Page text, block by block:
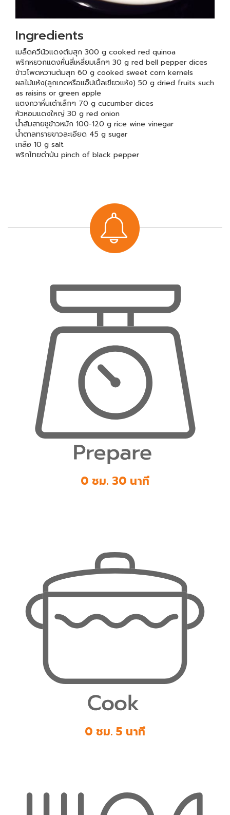
Ingredients
เมล็ดควีนัวแดงต้มสุก 300 g cooked red quinoa
พริกหยวกแดงหั่นสี่เหลี่ยมเล็กๆ 30 g red bell pepper dices
ข้าวโพดหวานต้มสุก 60 g cooked sweet corn kernels
ผลไม้แห้ง(ลูกเกดหรือแอ็ปเปิ้ลเขียวแห้ง) 50 g dried fruits such
as raisins or green apple
แตงกวาหั่นเต๋าเล็กๆ 70 g cucumber dices
หัวหอมแดงใหญ่ 30 g red onion
น้ำส้มสายชูข้าวหมัก 100-120 g rice wine vinegar
น้ำตาลทรายขาวละเอียด 45 g sugar
เกลือ 10 g salt
พริกไทยดำป่น pinch of black pepper
0 ชม. 30 นาที
0 ชม. 5 นาที